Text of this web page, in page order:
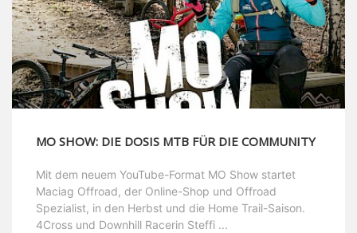
MO SHOW: DIE DOSIS MTB FÜR DIE COMMUNITY
Mit dem neuem YouTube-Format MO Show startet
Maciag Offroad, der Online-Shop und Offroad
Spezialist, in den Herbst und die Home Trail-Saison.
4Cross und Downhill Racerin Steffi ...